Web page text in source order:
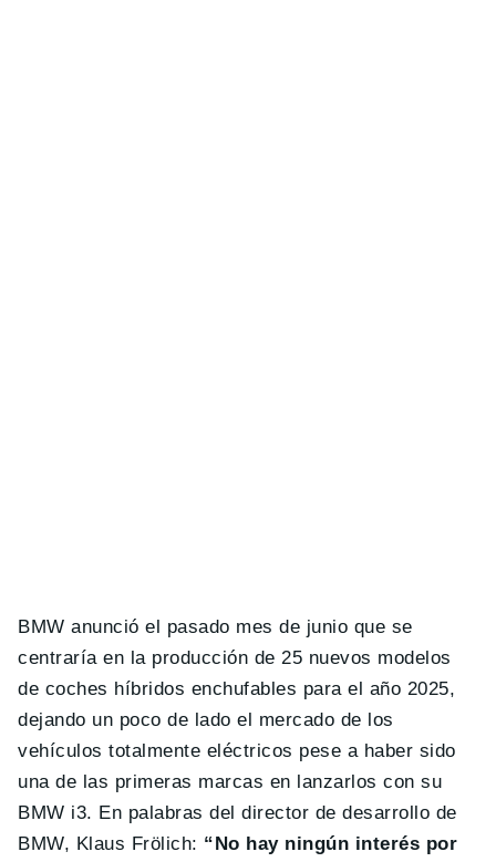
BMW anunció el pasado mes de junio que se
centraría en la producción de 25 nuevos modelos
de coches híbridos enchufables para el año 2025,
dejando un poco de lado el mercado de los
vehículos totalmente eléctricos pese a haber sido
una de las primeras marcas en lanzarlos con su
BMW i3. En palabras del director de desarrollo de
BMW, Klaus Frölich: “No hay ningún interés por